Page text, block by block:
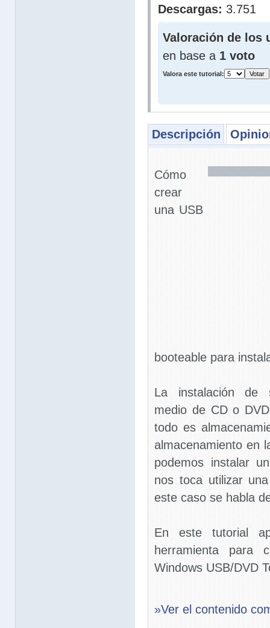
Descargas: 3.751
Valoración de los
en base a 1 voto
Valora este tutorial:
Descripción
Cómo
crear
una USB
booteable para
La instalación de
medio de CD o
todo es
almacenamiento en
podemos instalar
nos toca utilizar
este caso se habla
En este tutorial
herramienta para
Windows USB/DVD
»Ver el contenido